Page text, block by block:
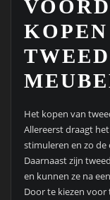
Het kopen van
Allereerst draagt
stimuleren en zo
Daarnaast zijn
en kunnen ze na
Door te kiezen